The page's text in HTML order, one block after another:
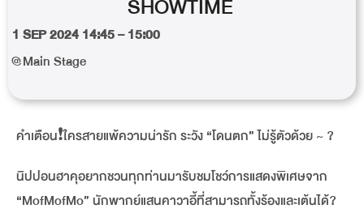
1 SEP 2024 14:45 – 15:00
@Main Stage
คำเตือน❗️ใครสายแพ้ความน่ารัก ระวัง “โดนตก” ไม่รู้ตัวด้วย ~ ?
นิปปอนฮาคุอยากชวนทุกท่านมารับชมโชว์การแสดงพิเศษจาก
“MofMofMo” นักพากย์แสนคาวาอี้ที่สามารถทั้งร้องและเต้นได้?